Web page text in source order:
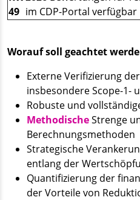
49 im CDP-Portal verfügbar
Worauf soll geachtet
Externe Verifizierung
insbesondere Scope-1-
Robuste und
MethodischeStrenge
Berechnungsmethoden
Strategische
entlang der
Quantifizierung der
der Vorteile von